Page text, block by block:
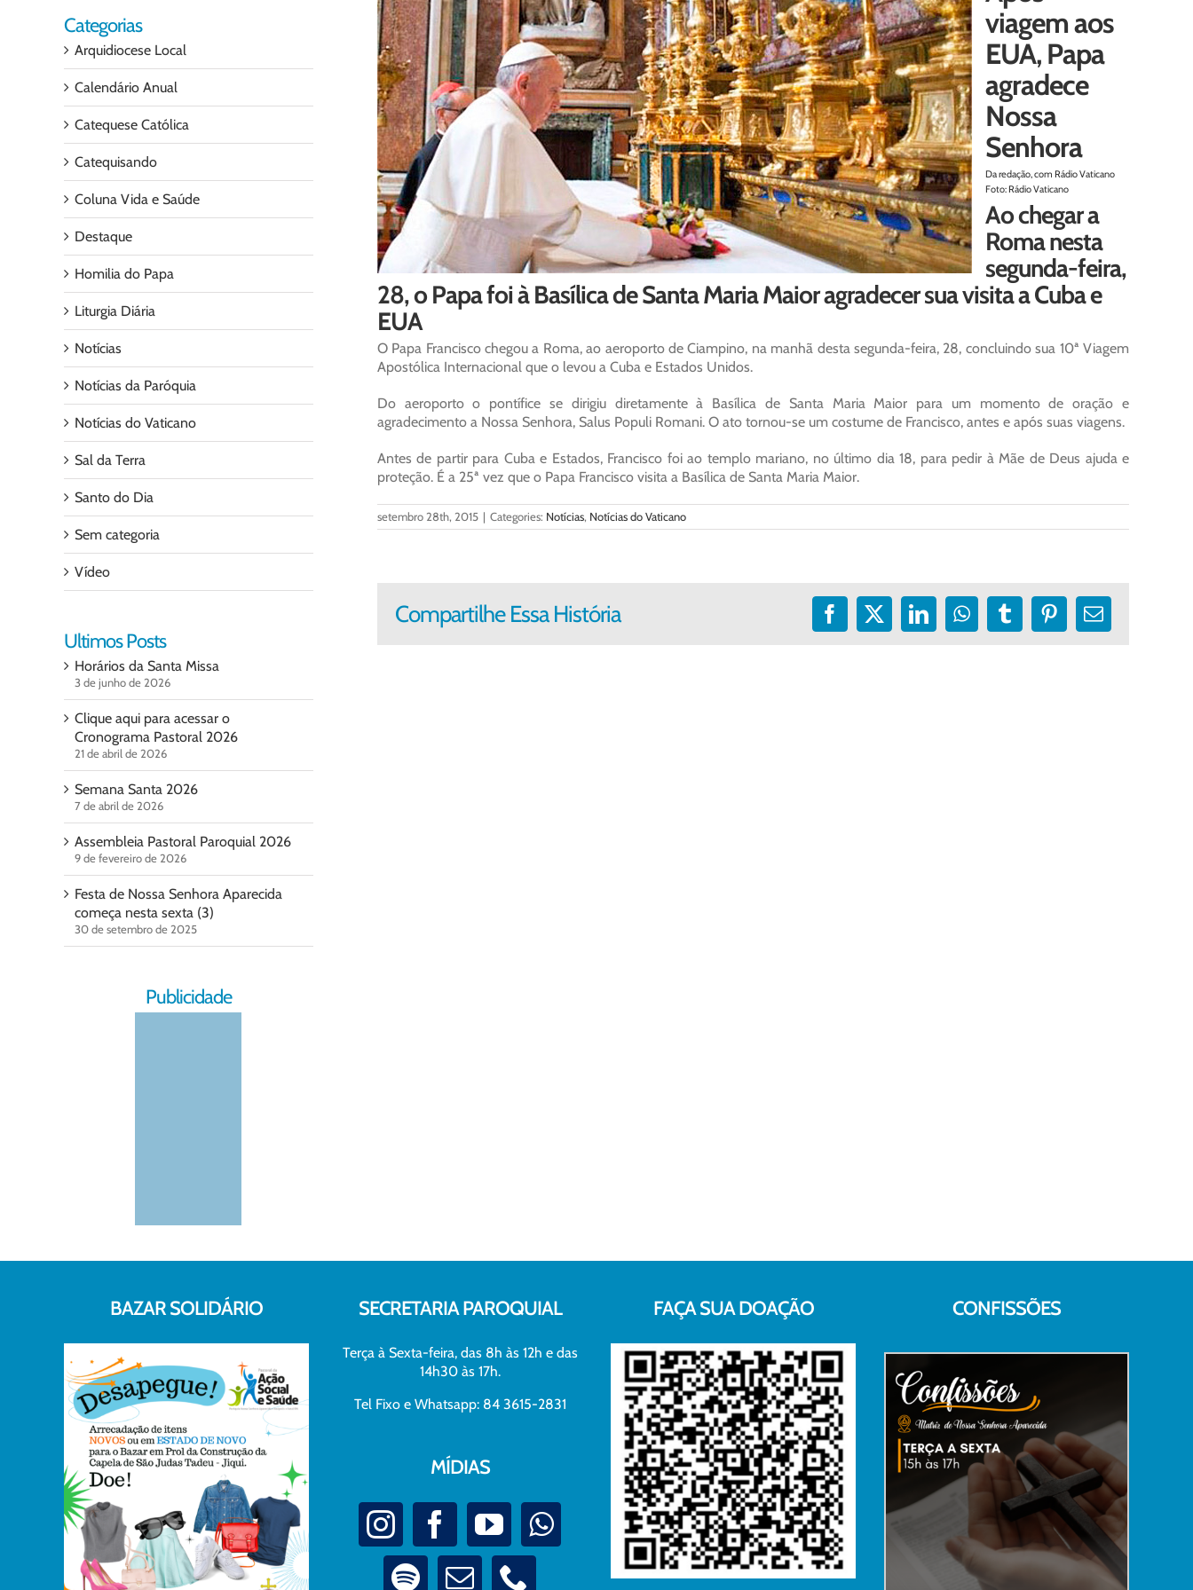
viagem aos
EUA, Papa
agradece
Nossa
Senhora
Da redação, com Rádio Vaticano
Foto: Rádio Vaticano
Ao chegar a
Roma nesta
segunda-feira,
28, o Papa foi à Basílica de Santa Maria Maior agradecer sua visita a Cuba e
EUA
O Papa Francisco chegou a Roma, ao aeroporto de Ciampino, na manhã desta segunda-feira, 28, concluindo sua 10ª Viagem
Apostólica Internacional que o levou a Cuba e Estados Unidos.
Do aeroporto o pontífice se dirigiu diretamente à Basílica de Santa Maria Maior para um momento de oração e
agradecimento a Nossa Senhora, Salus Populi Romani. O ato tornou-se um costume de Francisco, antes e após suas viagens.
Antes de partir para Cuba e Estados, Francisco foi ao templo mariano, no último dia 18, para pedir à Mãe de Deus ajuda e
proteção. É a 25ª vez que o Papa Francisco visita a Basílica de Santa Maria Maior.
setembro 28th, 2015 | Categories: Notícias, Notícias do Vaticano
Compartilhe Essa História Facebook
X LinkedInWhatsApp
TumblrPinterest
E-
Categorias
Arquidiocese Local
Calendário Anual
Catequese Católica
Catequisando
Coluna Vida e Saúde
Destaque
Homilia do Papa
Liturgia Diária
Notícias
Notícias da Paróquia
Notícias do Vaticano
Sal da Terra
Santo do Dia
Sem categoria
Vídeo
Ultimos Posts
Horários da Santa Missa
3 de junho de 2026
Clique aqui para acessar o
Cronograma Pastoral 2026
21 de abril de 2026
Semana Santa 2026
7 de abril de 2026
Assembleia Pastoral Paroquial 2026
9 de fevereiro de 2026
Festa de Nossa Senhora Aparecida
começa nesta sexta (3)
30 de setembro de 2025
Publicidade
BAZAR SOLIDÁRIO SECRETARIA PAROQUIAL
Terça à Sexta-feira, das 8h às 12h e das
14h30 às 17h.
Tel Fixo e Whatsapp: 84 3615-2831
MÍDIAS
FAÇA SUA DOAÇÃO CONFISSÕES